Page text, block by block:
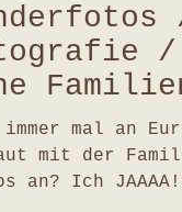
/
mal an
mit der
an? Ich